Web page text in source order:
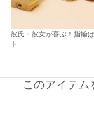
彼氏・彼女が喜ぶ！指輪
ト
このアイテ